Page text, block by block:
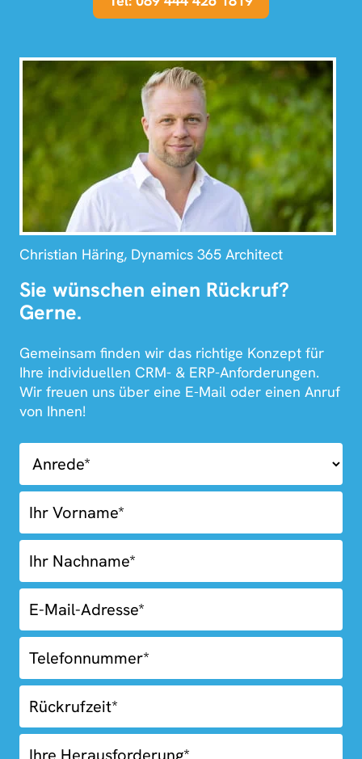
Christian Häring, Dynamics 365 Architect
Sie wünschen einen Rückruf?
Gerne.
Gemeinsam finden wir das richtige Konzept für
Ihre individuellen CRM- & ERP-Anforderungen.
Wir freuen uns über eine E-Mail oder einen Anruf
von Ihnen!
01.02-
Kostenlose
Erstberatung
Rückruf
Box